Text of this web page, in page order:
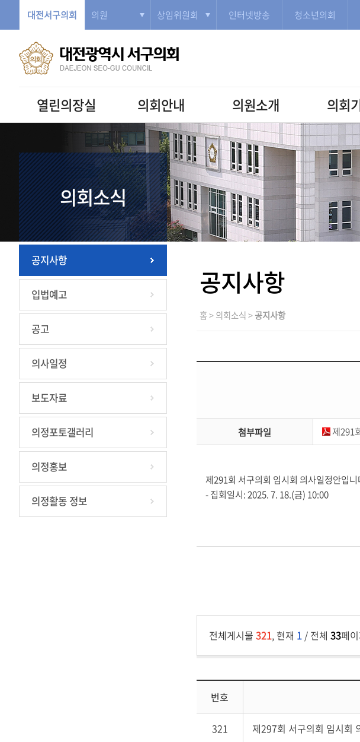
대전서구의회 의원 상임위원회 인터넷방송 청소년의회
열린의장실 의회안내 의원소개 의회
의회소식
공지사항
입법예고
공고
의사일정
보도자료
의정포토갤러리
의정홍보
의정활동 정보
홈 > 의회소식 >공지사항
공지사항
첨부파일 제291
제291회 서구의회 임시회 의사일정안입니
- 집회일시: 2025. 7. 18.(금) 10:00​
전체게시물 321, 현재 1 / 전체 33페
번호
321 제297회 서구의회 임시회